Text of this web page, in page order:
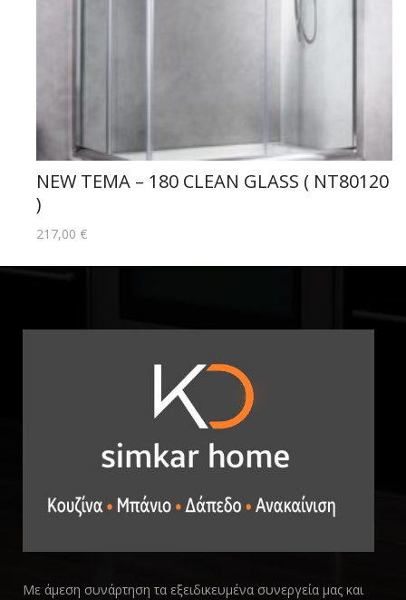
NEW TEMA – 180 CLEAN GLASS ( NT80120
)
217,00 €
Με άμεση συνάρτηση τα εξειδικευμένα συνεργεία μας και